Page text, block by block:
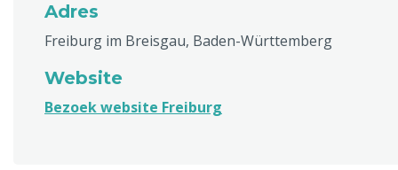
Adres
Freiburg im Breisgau, Baden-Württemberg
Website
Bezoek website Freiburg